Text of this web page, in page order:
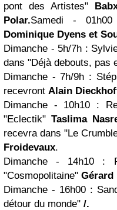
pont des Artistes"
Polar.Samedi - 01h00
Dominique Dyens et
Dimanche - 5h/7h :
dans "Déjà debouts, pas
Dimanche - 7h/9h :
recevront Alain
Dimanche - 10h10 :
"Eclectik"Taslima
recevra dans "Le
Froidevaux.
Dimanche - 14h10 :
"Cosmopolitaine" Gérard
Dimanche - 16h00:
détour du monde" /.